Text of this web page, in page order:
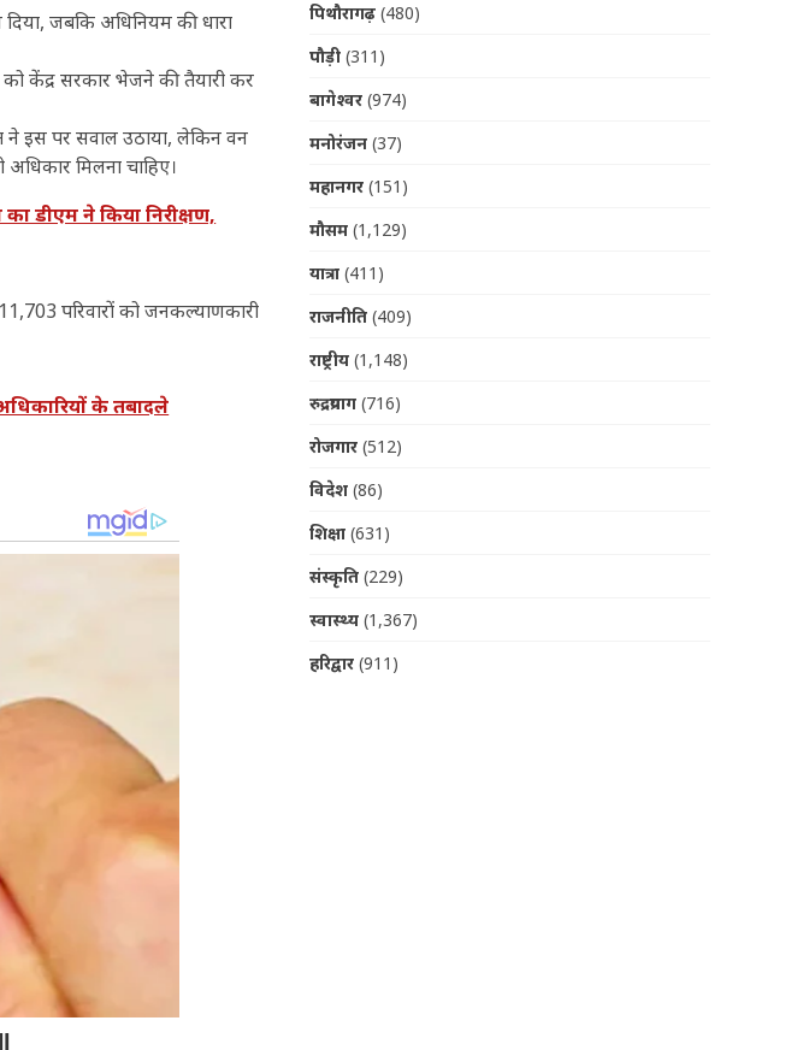
जबकि अधिनियम की धारा
केंद्र सरकार भेजने की तैयारी कर
ने इस पर सवाल उठाया, लेकिन वन
मिलना चाहिए।
डीएम ने किया निरीक्षण,
परिवारों को जनकल्याणकारी
के तबादले
पिथौरागढ़(480)
पौड़ी(311)
बागेश्वर(974)
मनोरंजन(37)
महानगर(151)
मौसम(1,129)
यात्रा(411)
राजनीति(409)
राष्ट्रीय(1,148)
रुद्रप्रयाग(716)
रोजगार(512)
विदेश(86)
शिक्षा(631)
संस्कृति(229)
स्वास्थ्य(1,367)
हरिद्वार(911)